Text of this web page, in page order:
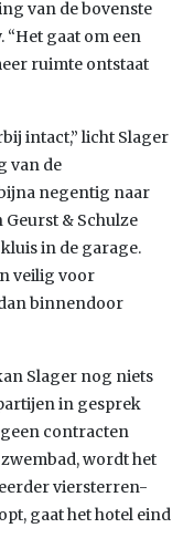
van de bovenste
gaat om een
ruimte ontstaat
intact,” licht Slager
van de
negentig naar
& Schulze
in de garage.
veilig voor
binnendoor
Slager nog niets
in gesprek
contracten
wordt het
viersterren-
gaat het hotel eind